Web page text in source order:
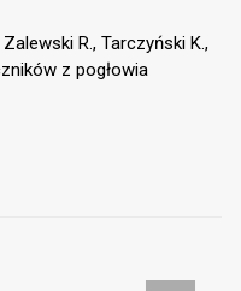
R., Tarczyński K.,
z pogłowia